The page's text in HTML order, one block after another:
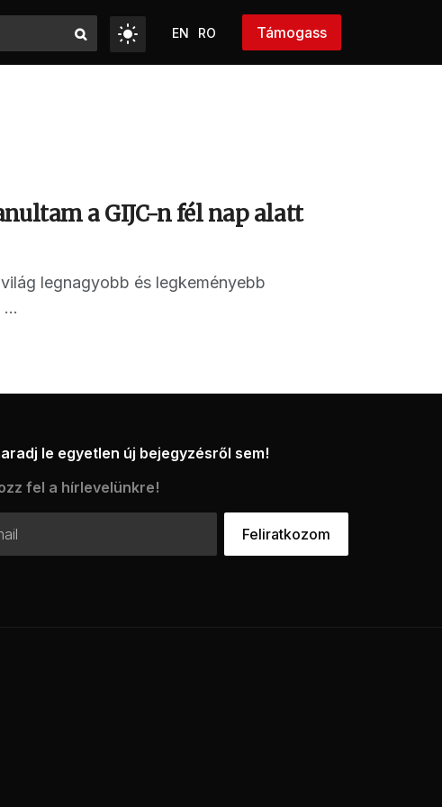
EN RO Támogass
a GIJC-n fél nap alatt
legnagyobb és legkeményebb
le egyetlen új bejegyzésről sem!
fel a hírlevelünkre!